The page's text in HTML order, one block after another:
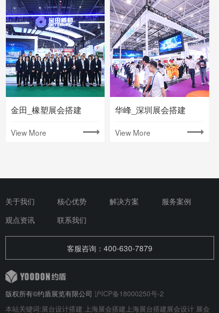
金田_橡塑展会搭建
View More
华峰_深圳展会搭建
View More
关于我们 核心优势 解决方案
服务案例
观点资讯
联系我们
客服咨询：400-630-7879
版权所有©约盾展览有限公司 沪ICP备18000250号-2
本站关键词:展台设计搭建 上海展会搭建 上海展台搭建展会设计 展会